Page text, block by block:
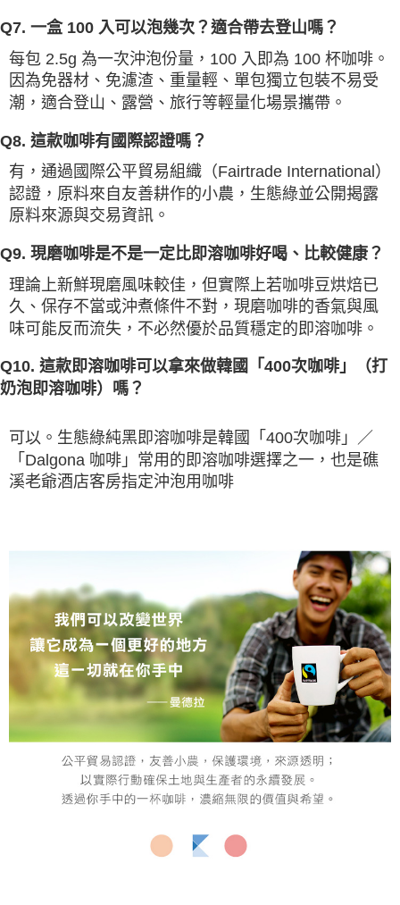
Q7. 一盒 100 入可以泡幾次？適合帶去登山嗎？
每包 2.5g 為一次沖泡份量，100 入即為 100 杯咖啡。
因為免器材、免濾渣、重量輕、單包獨立包裝不易受
潮，適合登山、露營、旅行等輕量化場景攜帶。
Q8. 這款咖啡有國際認證嗎？
有，通過國際公平貿易組織（Fairtrade International）
認證，原料來自友善耕作的小農，生態綠並公開揭露
原料來源與交易資訊。
Q9. 現磨咖啡是不是一定比即溶咖啡好喝、比較健康？
理論上新鮮現磨風味較佳，但實際上若咖啡豆烘焙已
久、保存不當或沖煮條件不對，現磨咖啡的香氣與風
味可能反而流失，不必然優於品質穩定的即溶咖啡。
Q10. 這款即溶咖啡可以拿來做韓國「400次咖啡」（打
奶泡即溶咖啡）嗎？
可以。生態綠純黑即溶咖啡是韓國「400次咖啡」／
「Dalgona 咖啡」常用的即溶咖啡選擇之一，也是礁
溪老爺酒店客房指定沖泡用咖啡